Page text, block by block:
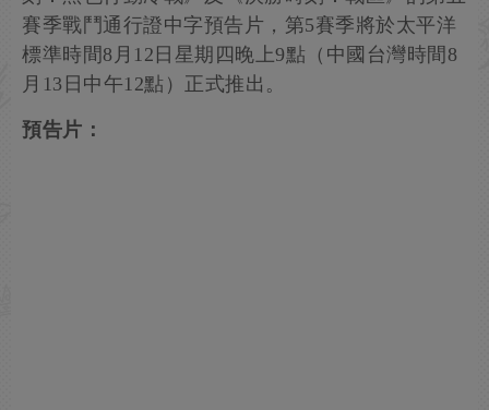
賽季戰鬥通行證中字預告片，第5賽季將於太平洋
標準時間8月12日星期四晚上9點（中國台灣時間8
月13日中午12點）正式推出。
預告片：